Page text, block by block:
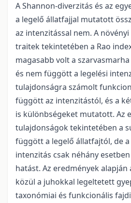
A Shannon-diverzitás és az
a legelő állatfajjal mutatott
az intenzitással nem. A
traitek tekintetében a Rao
magasabb volt a
és nem függött a legelési
tulajdonságra számolt
függött az intenzitástól, és a
is különbségeket mutatott. Az
tulajdonságok tekintetében a
függött a legelő állatfajtól, de a
intenzitás csak néhány
hatást. Az eredmények
közül a juhokkal legeltetett
taxonómiai és funkcionális